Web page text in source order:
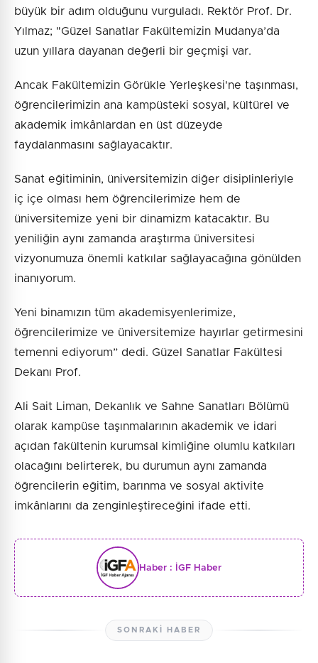
büyük bir adım olduğunu vurguladı. Rektör Prof. Dr.
Yılmaz; "Güzel Sanatlar Fakültemizin Mudanya’da
uzun yıllara dayanan değerli bir geçmişi var.
Ancak Fakültemizin Görükle Yerleşkesi'ne taşınması,
öğrencilerimizin ana kampüsteki sosyal, kültürel ve
akademik imkânlardan en üst düzeyde
faydalanmasını sağlayacaktır.
Sanat eğitiminin, üniversitemizin diğer disiplinleriyle
iç içe olması hem öğrencilerimize hem de
üniversitemize yeni bir dinamizm katacaktır. Bu
yeniliğin aynı zamanda araştırma üniversitesi
vizyonumuza önemli katkılar sağlayacağına gönülden
inanıyorum.
Yeni binamızın tüm akademisyenlerimize,
öğrencilerimize ve üniversitemize hayırlar getirmesini
temenni ediyorum” dedi. Güzel Sanatlar Fakültesi
Dekanı Prof.
Ali Sait Liman, Dekanlık ve Sahne Sanatları Bölümü
olarak kampüse taşınmalarının akademik ve idari
açıdan fakültenin kurumsal kimliğine olumlu katkıları
olacağını belirterek, bu durumun aynı zamanda
öğrencilerin eğitim, barınma ve sosyal aktivite
imkânlarını da zenginleştireceğini ifade etti.
Haber : İGF Haber
SONRAKI HABER